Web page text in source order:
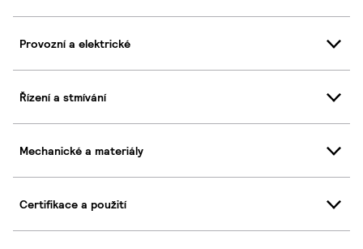
Provozní a elektrické
Řízení a stmívání
Mechanické a materiály
Certifikace a použití